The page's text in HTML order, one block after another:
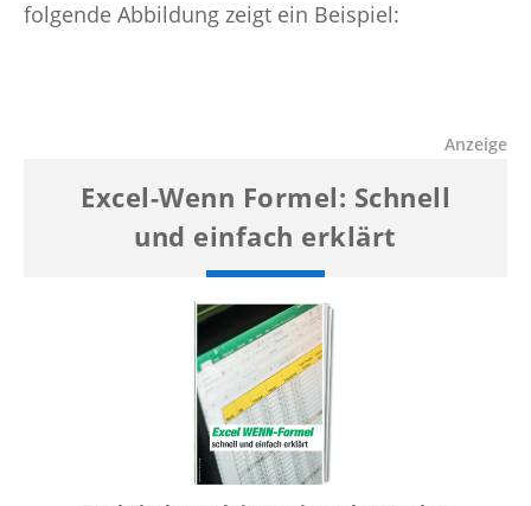
folgende Abbildung zeigt ein Beispiel: